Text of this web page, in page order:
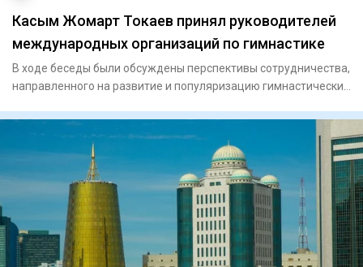
Касым Жомарт Токаев принял руководителей
международных организаций по гимнастике
В ходе беседы были обсуждены перспективы сотрудничества,
направленного на развитие и популяризацию гимнастических